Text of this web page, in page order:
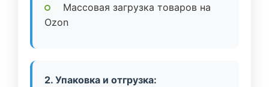
Массовая загрузка товаров на
Ozon
2. Упаковка и отгрузка: